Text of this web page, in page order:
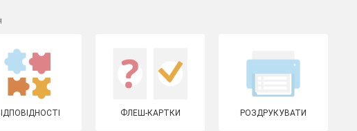
ФЛЕШ-КАРТКИ РОЗДРУКУВАТИ